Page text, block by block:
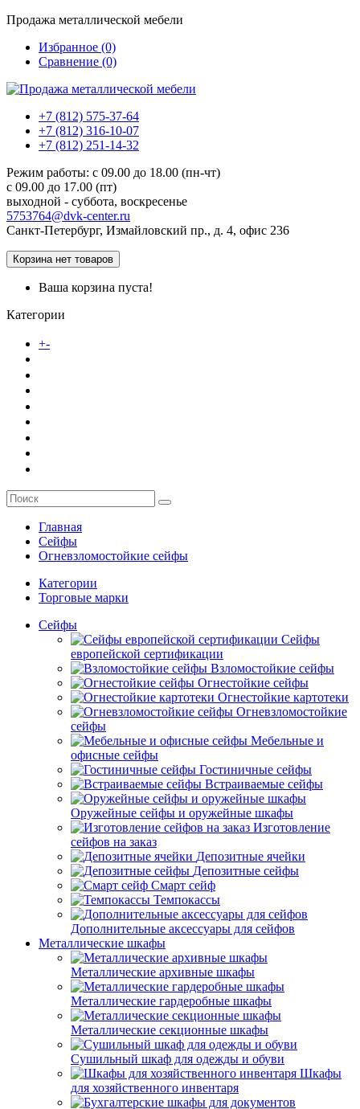
Продажа металлической мебели
Избранное (0)
Сравнение (0)
+7 (812) 575-37-64
+7 (812) 316-10-07
+7 (812) 251-14-32
Режим работы: c 09.00 до 18.00 (пн-чт)
c 09.00 до 17.00 (пт)
выходной - суббота, воскресенье
5753764@dvk-center.ru
Санкт-Петербург, Измайловский пр., д. 4, офис 236
Корзина нет товаров
Ваша корзина пуста!
Категории
+-
Главная
Сейфы
Огневзломостойкие сейфы
Категории
Торговые марки
Сейфы
Сейфы
европейской сертификации
Взломостойкие сейфы
Огнестойкие сейфы
Огнестойкие картотеки
Огневзломостойкие
сейфы
Мебельные и
офисные сейфы
Гостиничные сейфы
Встраиваемые сейфы
Оружейные сейфы и оружейные шкафы
Изготовление
сейфов на заказ
Депозитные ячейки
Депозитные сейфы
Смарт сейф
Темпокассы
Дополнительные аксессуары для сейфов
Металлические шкафы
Металлические архивные шкафы
Металлические гардеробные шкафы
Металлические секционные шкафы
Сушильный шкаф для одежды и обуви
Шкафы
для хозяйственного инвентаря